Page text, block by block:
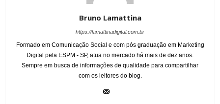
Bruno Lamattina
https://lamattinadigital.com.br
Formado em Comunicação Social e com pós graduação em Marketing
Digital pela ESPM - SP, atua no mercado há mais de dez anos.
Sempre em busca de informações de qualidade para compartilhar
com os leitores do blog.